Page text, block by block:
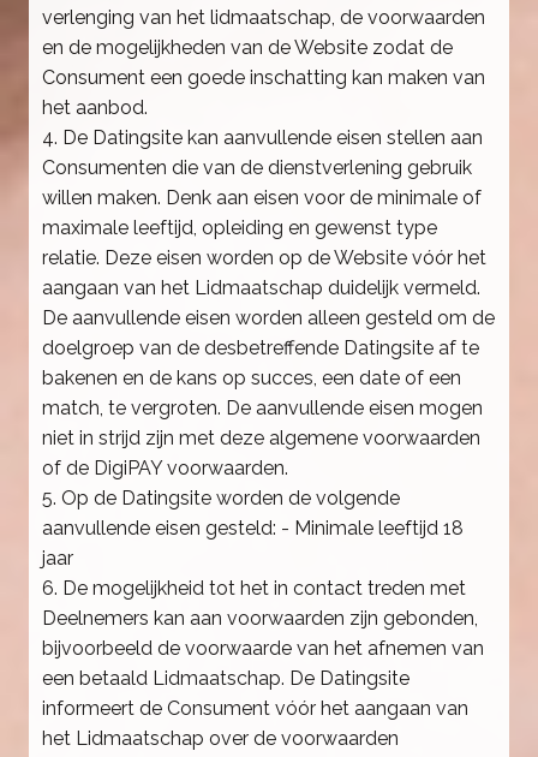
verlenging van het lidmaatschap, de voorwaarden
en de mogelijkheden van de Website zodat de
Consument een goede inschatting kan maken van
het aanbod.
4. De Datingsite kan aanvullende eisen stellen aan
Consumenten die van de dienstverlening gebruik
willen maken. Denk aan eisen voor de minimale of
maximale leeftijd, opleiding en gewenst type
relatie. Deze eisen worden op de Website vóór het
aangaan van het Lidmaatschap duidelijk vermeld.
De aanvullende eisen worden alleen gesteld om de
doelgroep van de desbetreffende Datingsite af te
bakenen en de kans op succes, een date of een
match, te vergroten. De aanvullende eisen mogen
niet in strijd zijn met deze algemene voorwaarden
of de DigiPAY voorwaarden.
5. Op de Datingsite worden de volgende
aanvullende eisen gesteld: - Minimale leeftijd 18
jaar
6. De mogelijkheid tot het in contact treden met
Deelnemers kan aan voorwaarden zijn gebonden,
bijvoorbeeld de voorwaarde van het afnemen van
een betaald Lidmaatschap. De Datingsite
informeert de Consument vóór het aangaan van
het Lidmaatschap over de voorwaarden